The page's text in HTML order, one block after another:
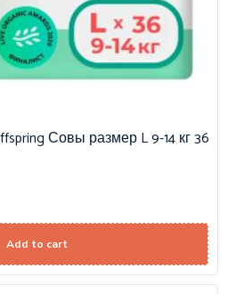
Совы размер L 9-14 кг 36
Add to cart